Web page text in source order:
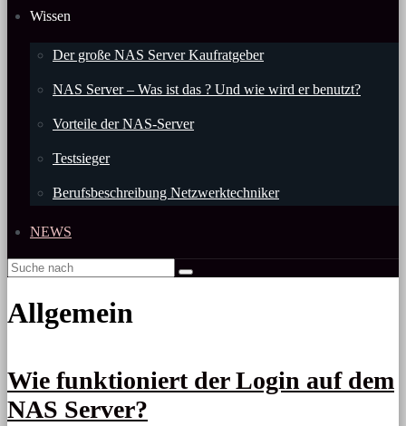
Wissen
Der große NAS Server Kaufratgeber
NAS Server – Was ist das ? Und wie wird er benutzt?
Vorteile der NAS-Server
Testsieger
Berufsbeschreibung Netzwerktechniker
NEWS
Allgemein
Wie funktioniert der Login auf dem
NAS Server?